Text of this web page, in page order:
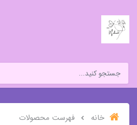
خانه
فهرست محصولات